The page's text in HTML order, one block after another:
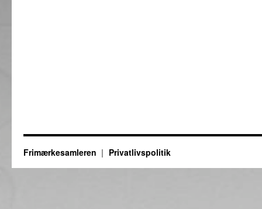
Frimærkesamleren Privatlivspolitik